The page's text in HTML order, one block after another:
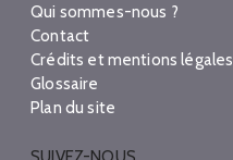
Qui sommes-nous ?
Contact
Crédits et mentions légales
Glossaire
Plan du site